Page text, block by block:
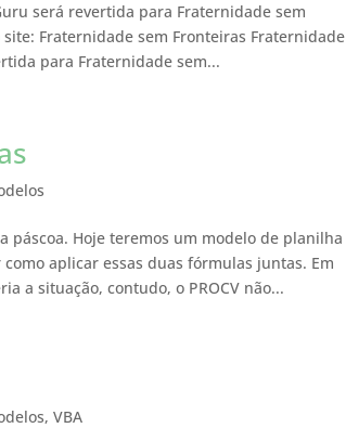
será revertida para Fraternidade sem
Fraternidade sem Fronteiras Fraternidade
para Fraternidade sem...
páscoa. Hoje teremos um modelo de planilha
como aplicar essas duas fórmulas juntas. Em
a situação, contudo, o PROCV não...
, VBA